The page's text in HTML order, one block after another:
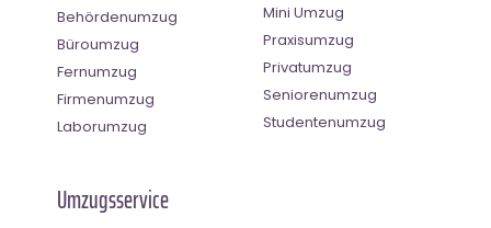
Behördenumzug
Büroumzug
Fernumzug
Firmenumzug
Laborumzug
Mini Umzug
Praxisumzug
Privatumzug
Seniorenumzug
Studentenumzug
Umzugsservice